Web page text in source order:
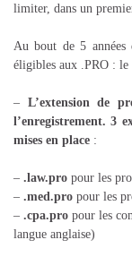
limiter, dans un
Au bout de 5 années
éligibles aux .PRO : le
– L’extension de
l’enregistrement. 3
mises en place :
– .law.pro pour les
– .med.pro pour les
– .cpa.pro pour les
langue anglaise)